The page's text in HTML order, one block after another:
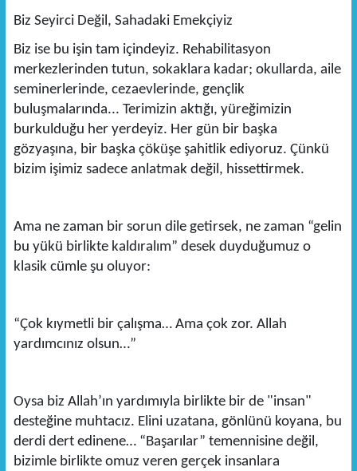
Biz Seyirci Değil, Sahadaki Emekçiyiz
Biz ise bu işin tam içindeyiz. Rehabilitasyon
merkezlerinden tutun, sokaklara kadar; okullarda, aile
seminerlerinde, cezaevlerinde, gençlik
buluşmalarında... Terimizin aktığı, yüreğimizin
burkulduğu her yerdeyiz. Her gün bir başka
gözyaşına, bir başka çöküşe şahitlik ediyoruz. Çünkü
bizim işimiz sadece anlatmak değil, hissettirmek.
Ama ne zaman bir sorun dile getirsek, ne zaman “gelin
bu yükü birlikte kaldıralım” desek duyduğumuz o
klasik cümle şu oluyor:
“Çok kıymetli bir çalışma… Ama çok zor. Allah
yardımcınız olsun…”
Oysa biz Allah’ın yardımıyla birlikte bir de "insan"
desteğine muhtacız. Elini uzatana, gönlünü koyana, bu
derdi dert edinene… “Başarılar” temennisine değil,
bizimle birlikte omuz veren gerçek insanlara